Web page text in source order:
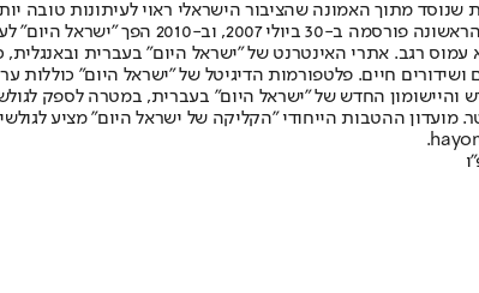
מתוך האמונה שהציבור הישראלי ראוי לעיתונות טובה
תשלום. המהדורה המודפסת
ושידורים חיים. פלטפורמות הדיגיטל של "ישראל היום" כוללות
החדש והיישומון החדש של "ישראל היום" בעברית, במטרה
מועדון ההטבות הייחודי "הקליקה של ישראל היום" מציע